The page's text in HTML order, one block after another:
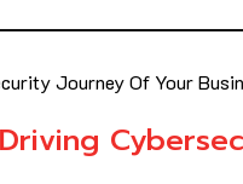
Journey Of Your